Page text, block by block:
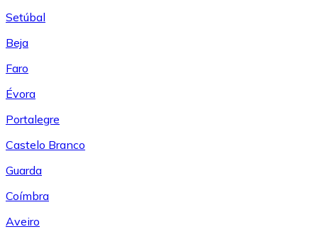
Setúbal
Beja
Faro
Évora
Portalegre
Castelo Branco
Guarda
Coímbra
Aveiro